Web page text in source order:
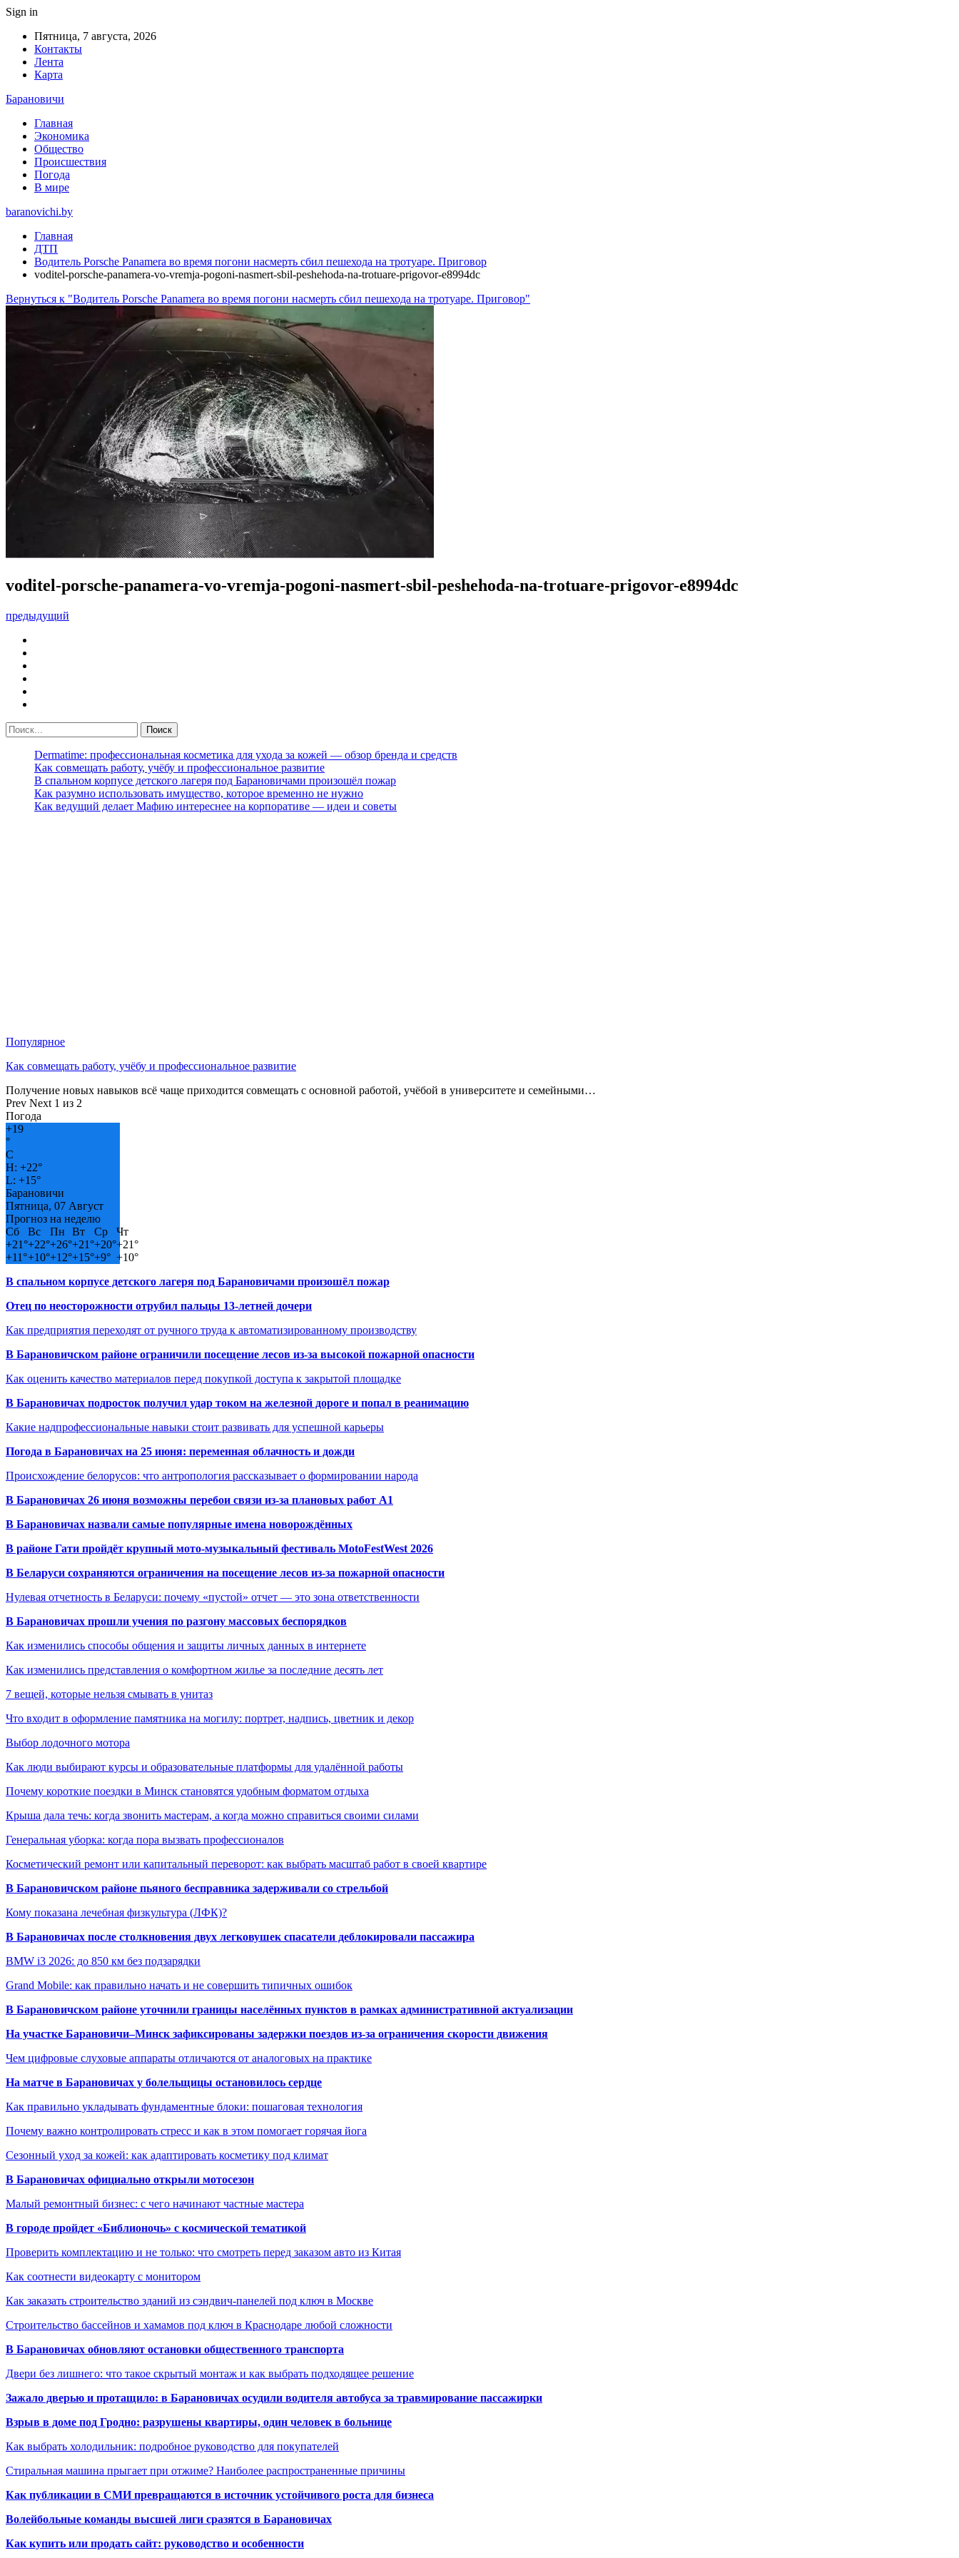
Sign in
Пятница, 7 августа, 2026
Контакты
Лента
Карта
Барановичи
Главная
Экономика
Общество
Происшествия
Погода
В мире
baranovichi.by
Главная
ДТП
Водитель Porsche Panamera во время погони насмерть сбил пешехода на тротуаре. Приговор
voditel-porsche-panamera-vo-vremja-pogoni-nasmert-sbil-peshehoda-na-trotuare-prigovor-e8994dc
Вернуться к "Водитель Porsche Panamera во время погони насмерть сбил пешехода на тротуаре. Приговор"
voditel-porsche-panamera-vo-vremja-pogoni-nasmert-sbil-peshehoda-na-trotuare-prigovor-e8994dc
предыдущий
Dermatime: профессиональная косметика для ухода за кожей — обзор бренда и средств
Как совмещать работу, учёбу и профессиональное развитие
В спальном корпусе детского лагеря под Барановичами произошёл пожар
Как разумно использовать имущество, которое временно не нужно
Как ведущий делает Мафию интереснее на корпоративе — идеи и советы
Популярное
Как совмещать работу, учёбу и профессиональное развитие
Получение новых навыков всё чаще приходится совмещать с основной работой, учёбой в университете и семейными…
Prev Next 1 из 2
Погода
+19
°
C
H: +22°
L: +15°
Барановичи
Пятница, 07 Август
Прогноз на неделю
Сб
Вс Пн Вт Ср
Чт
+21°+22°+26°+21°+20°+21°
+11°+10°+12°+15°+9° +10°
В спальном корпусе детского лагеря под Барановичами произошёл пожар
Отец по неосторожности отрубил пальцы 13-летней дочери
Как предприятия переходят от ручного труда к автоматизированному производству
В Барановичском районе ограничили посещение лесов из-за высокой пожарной опасности
Как оценить качество материалов перед покупкой доступа к закрытой площадке
В Барановичах подросток получил удар током на железной дороге и попал в реанимацию
Какие надпрофессиональные навыки стоит развивать для успешной карьеры
Погода в Барановичах на 25 июня: переменная облачность и дожди
Происхождение белорусов: что антропология рассказывает о формировании народа
В Барановичах 26 июня возможны перебои связи из-за плановых работ A1
В Барановичах назвали самые популярные имена новорождённых
В районе Гати пройдёт крупный мото-музыкальный фестиваль MotoFestWest 2026
В Беларуси сохраняются ограничения на посещение лесов из-за пожарной опасности
Нулевая отчетность в Беларуси: почему «пустой» отчет — это зона ответственности
В Барановичах прошли учения по разгону массовых беспорядков
Как изменились способы общения и защиты личных данных в интернете
Как изменились представления о комфортном жилье за последние десять лет
7 вещей, которые нельзя смывать в унитаз
Что входит в оформление памятника на могилу: портрет, надпись, цветник и декор
Выбор лодочного мотора
Как люди выбирают курсы и образовательные платформы для удалённой работы
Почему короткие поездки в Минск становятся удобным форматом отдыха
Крыша дала течь: когда звонить мастерам, а когда можно справиться своими силами
Генеральная уборка: когда пора вызвать профессионалов
Косметический ремонт или капитальный переворот: как выбрать масштаб работ в своей квартире
В Барановичском районе пьяного бесправника задерживали со стрельбой
Кому показана лечебная физкультура (ЛФК)?
В Барановичах после столкновения двух легковушек спасатели деблокировали пассажира
BMW i3 2026: до 850 км без подзарядки
Grand Mobile: как правильно начать и не совершить типичных ошибок
В Барановичском районе уточнили границы населённых пунктов в рамках административной актуализации
На участке Барановичи–Минск зафиксированы задержки поездов из-за ограничения скорости движения
Чем цифровые слуховые аппараты отличаются от аналоговых на практике
На матче в Барановичах у болельщицы остановилось сердце
Как правильно укладывать фундаментные блоки: пошаговая технология
Почему важно контролировать стресс и как в этом помогает горячая йога
Сезонный уход за кожей: как адаптировать косметику под климат
В Барановичах официально открыли мотосезон
Малый ремонтный бизнес: с чего начинают частные мастера
В городе пройдет «Библионочь» с космической тематикой
Проверить комплектацию и не только: что смотреть перед заказом авто из Китая
Как соотнести видеокарту с монитором
Как заказать строительство зданий из сэндвич-панелей под ключ в Москве
Строительство бассейнов и хамамов под ключ в Краснодаре любой сложности
В Барановичах обновляют остановки общественного транспорта
Двери без лишнего: что такое скрытый монтаж и как выбрать подходящее решение
Зажало дверью и протащило: в Барановичах осудили водителя автобуса за травмирование пассажирки
Взрыв в доме под Гродно: разрушены квартиры, один человек в больнице
Как выбрать холодильник: подробное руководство для покупателей
Стиральная машина прыгает при отжиме? Наиболее распространенные причины
Как публикации в СМИ превращаются в источник устойчивого роста для бизнеса
Волейбольные команды высшей лиги сразятся в Барановичах
Как купить или продать сайт: руководство и особенности